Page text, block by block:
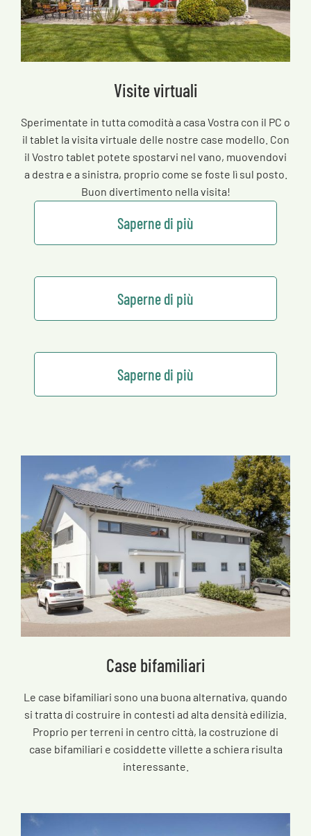
Visite virtuali
Sperimentate in tutta comodità a casa Vostra con il PC o
il tablet la visita virtuale delle nostre case modello. Con
il Vostro tablet potete spostarvi nel vano, muovendovi
a destra e a sinistra, proprio come se foste lì sul posto.
Buon divertimento nella visita!
Saperne di più
Saperne di più
Saperne di più
Case bifamiliari
Le case bifamiliari sono una buona alternativa, quando
si tratta di costruire in contesti ad alta densità edilizia.
Proprio per terreni in centro città, la costruzione di
case bifamiliari e cosiddette villette a schiera risulta
interessante.